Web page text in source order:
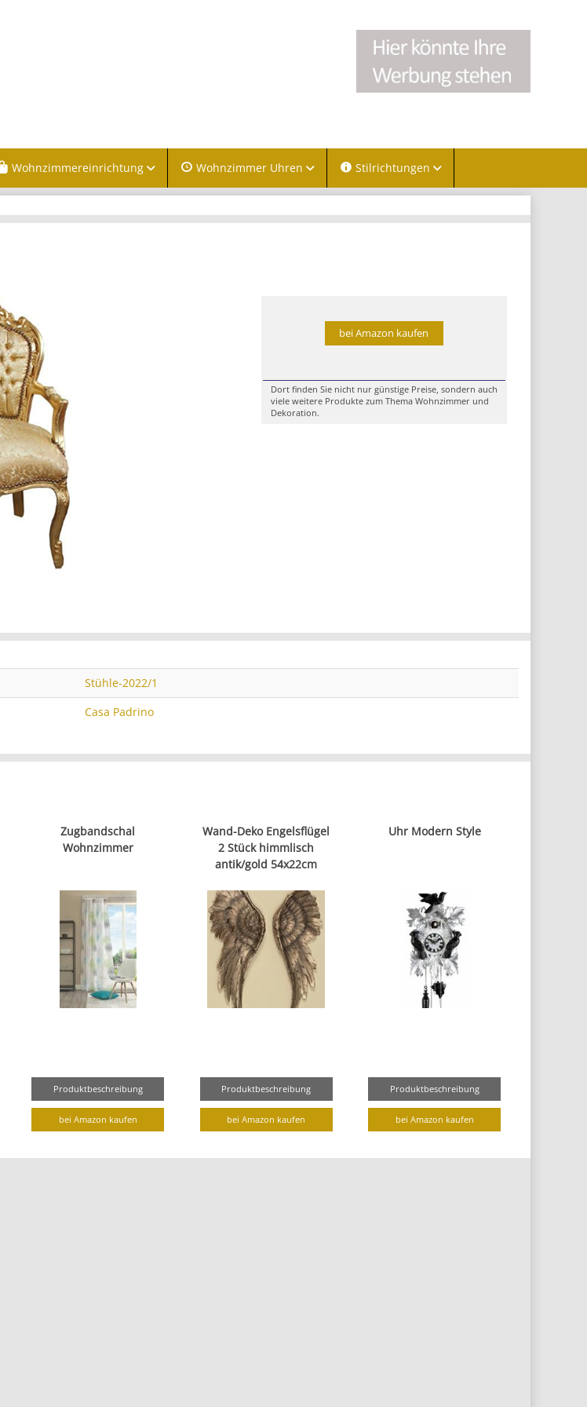
Wohnzimmereinrichtung Wohnzimmer Uhren Stilrichtungen
bei Amazon kaufen
Dort finden Sie nicht nur günstige Preise, sondern auch
viele weitere Produkte zum Thema Wohnzimmer und
Dekoration.
Stühle-2022/1
Casa Padrino
Zugbandschal
Wohnzimmer
Produktbeschreibung
bei Amazon kaufen
Wand-Deko Engelsflügel
2 Stück himmlisch
antik/gold 54x22cm
Produktbeschreibung
bei Amazon kaufen
Uhr Modern Style
Produktbeschreibung
bei Amazon kaufen